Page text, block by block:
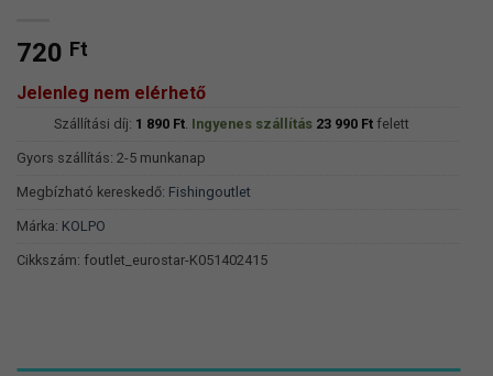
720 Ft
Jelenleg nem elérhető
Szállítási díj: 1 890 Ft. Ingyenes szállítás 23 990 Ftfelett
Gyors szállítás: 2-5 munkanap
Megbízható kereskedő: Fishingoutlet
Márka: KOLPO
Cikkszám: foutlet_eurostar-K051402415